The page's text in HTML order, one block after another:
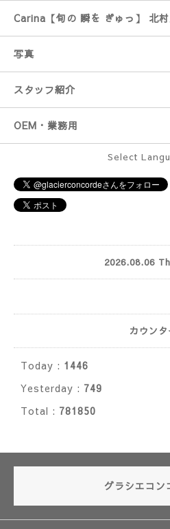
Carina【旬の 瞬を ぎゅっ】 北
写真
スタッフ紹介
OEM・業務用
Select
2026.08.06
カウンタ
Today : 1446
Yesterday : 749
Total : 781850
グラシエコン